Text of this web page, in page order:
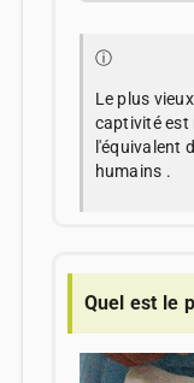
ⓘ
Le plus
captivité est
l'équivalent
humains .
Quel est le